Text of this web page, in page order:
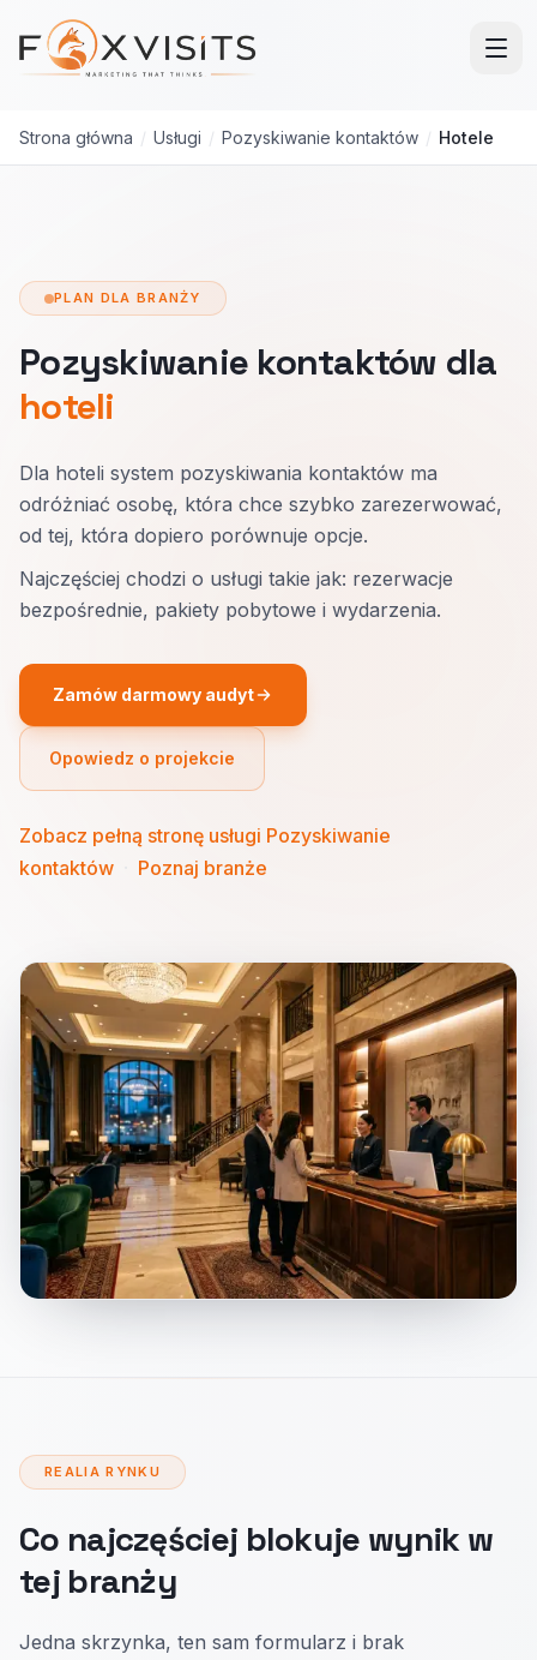
Przejdź do treści głównej
Strona główna / Usługi / Pozyskiwanie kontaktów / Hotele
PLAN DLA BRANŻY
Pozyskiwanie kontaktów dla
hoteli
Dla hoteli system pozyskiwania kontaktów ma
odróżniać osobę, która chce szybko zarezerwować,
od tej, która dopiero porównuje opcje.
Najczęściej chodzi o usługi takie jak: rezerwacje
bezpośrednie, pakiety pobytowe i wydarzenia.
Zamów darmowy audyt
Opowiedz o projekcie
Zobacz pełną stronę usługi Pozyskiwanie
kontaktów
Poznaj branże
REALIA RYNKU
Co najczęściej blokuje wynik w
tej branży
Jedna skrzynka, ten sam formularz i brak